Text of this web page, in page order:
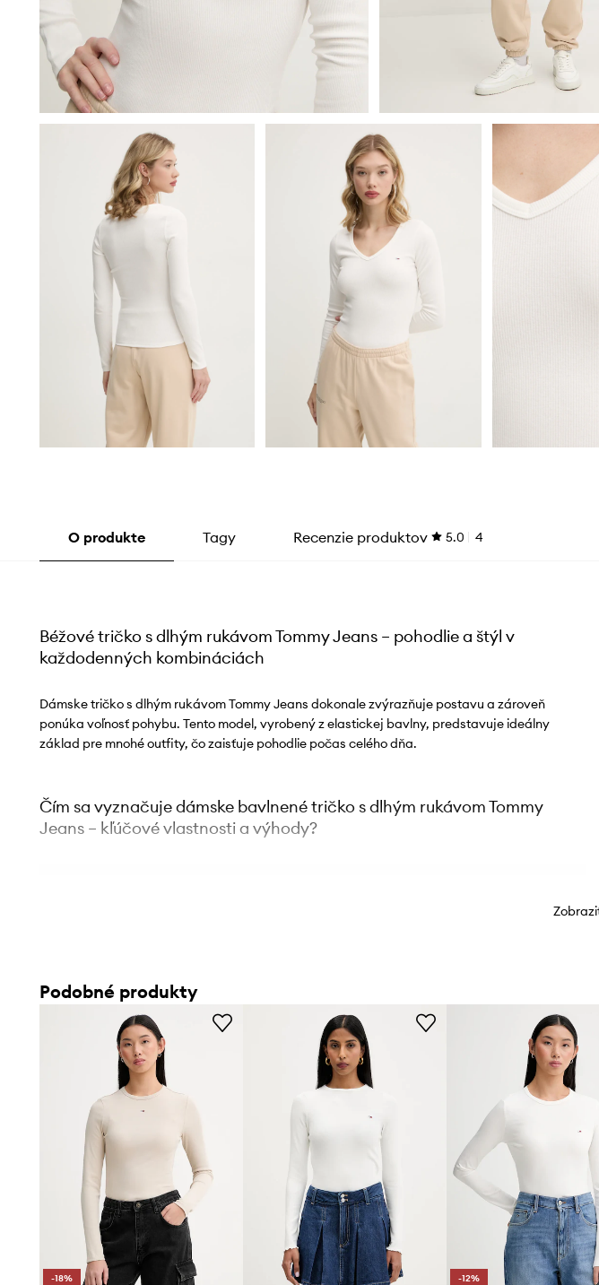
O produkte Tagy Recenzie produktov 5.0 4
Béžové tričko s dlhým rukávom Tommy Jeans – pohodlie a štýl v
každodenných kombináciách
Dámske tričko s dlhým rukávom Tommy Jeans dokonale zvýrazňuje postavu a zároveň
ponúka voľnosť pohybu. Tento model, vyrobený z elastickej bavlny, predstavuje ideálny
základ pre mnohé outfity, čo zaisťuje pohodlie počas celého dňa.
Čím sa vyznačuje dámske bavlnené tričko s dlhým rukávom Tommy
Jeans – kľúčové vlastnosti a výhody?
Vyrobený zelastickej bavlny
Ležérny štýlumožňuje jednoduché kombinovanie s mnohými každodennými
Výstrih do Vopticky predlžuje krk a dodáva outfitu ľahkosť
Hladký, tenký materiál uľahčuje kombinovanie a zaisťuje pohodlné nosenie
Podobné produkty
-18%
-12%